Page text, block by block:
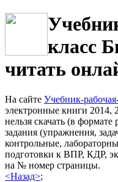
класс
читать
На сайте Учебник-
электронные книги
нельзя скачать (в
задания (упражнения,
контрольные,
подготовки к ВПР, КДР,
на № номер страницы.
<Назад>;